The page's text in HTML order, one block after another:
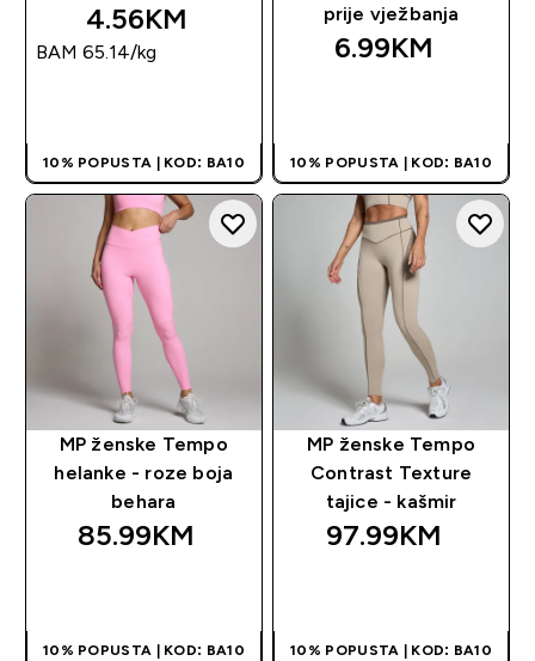
4.56KM‎
BAM 65.14‎/kg
10% POPUSTA | KOD: BA10
prije vježbanja
6.99KM‎
10% POPUSTA | KOD: BA10
MP ženske Tempo
helanke - roze boja
behara
85.99KM‎
10% POPUSTA | KOD: BA10
MP ženske Tempo
Contrast Texture
tajice - kašmir
97.99KM‎
10% POPUSTA | KOD: BA10